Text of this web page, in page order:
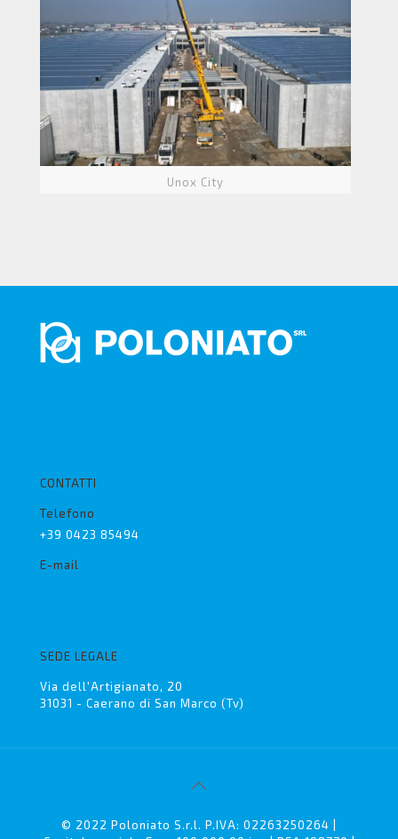
Unox City
CONTATTI
Telefono
+39 0423 85494
E-mail
SEDE LEGALE
Via dell'Artigianato, 20
31031 - Caerano di San Marco (Tv)
© 2022 Poloniato S.r.l. P.IVA: 02263250264 |